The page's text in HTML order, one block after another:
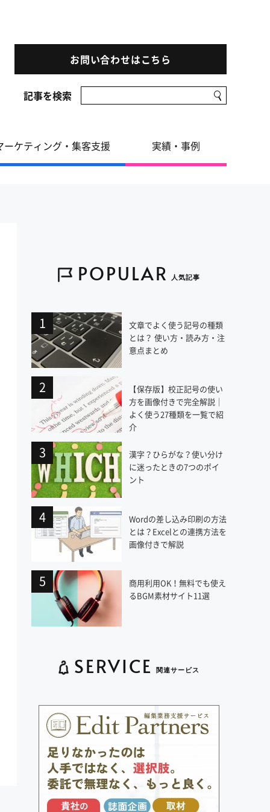
お問い合わせはこちら
記事を検索
ーケティング・集客支援 実績・事例
POPULAR 人気記事
文章でよく使う記号の種類
とは？ 使い方・読み方・注
意点まとめ
【保存版】校正記号の使い
方を画像付きで完全解説｜
よく使う27種類を一覧で紹
介
漢字？ひらがな？使い分け
に迷ったときの7つのポイ
ント
Wordの差し込み印刷の方法
とは？Excelとの連携方法を
画像付きで解説
商用利用OK！無料でも使え
るBGM素材サイト11選
SERVICE 関連サービス